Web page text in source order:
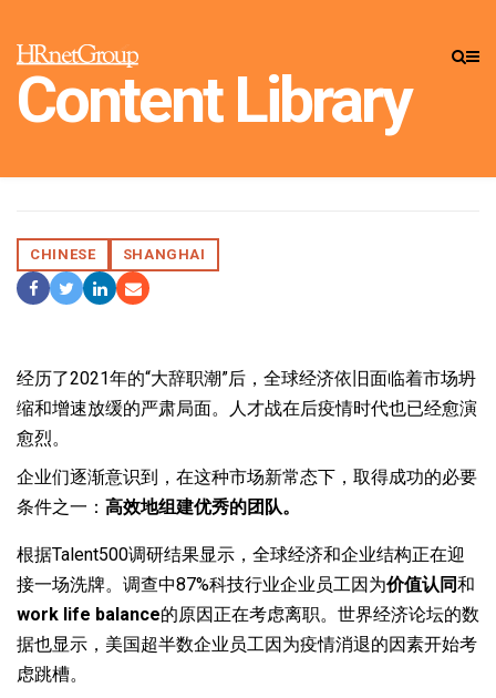
Content Library
CONTENT LIBRARY
新常态下的“人才战”
CHINESE SHANGHAI
Share On Facebook
Tweet ItShare On LinkedIn
Share by Email
经历了2021年的“大辞职潮”后，全球经济依旧面临着市场坍
缩和增速放缓的严肃局面。人才战在后疫情时代也已经愈演
愈烈。
企业们逐渐意识到，在这种市场新常态下，取得成功的必要
条件之一： 高效地组建优秀的团队。
根据Talent500调研结果显示，全球经济和企业结构正在迎
接一场洗牌。调查中87%科技行业企业员工因为价值认同和
work life balance的原因正在考虑离职。世界经济论坛的数
据也显示，美国超半数企业员工因为疫情消退的因素开始考
虑跳槽。